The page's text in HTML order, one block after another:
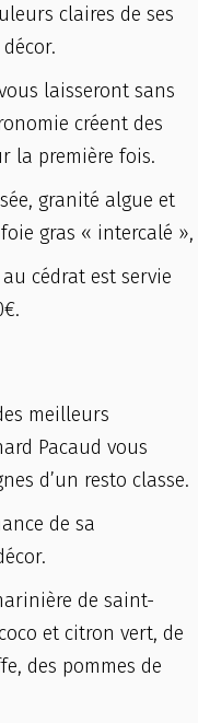
claires de ses
laisseront sans
créent des
la première fois.
granité algue et
gras « intercalé »,
cédrat est servie
meilleurs
Pacaud vous
d’un resto classe.
de sa
de saint-
et citron vert, de
des pommes de